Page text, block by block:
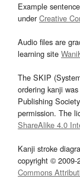
Example
underCreative
Audio files are
learning site
The SKIP
ordering kanji
Publishing
permission. The
ShareAlike 4.0
Kanji stroke
copyright © 2009-
Commons